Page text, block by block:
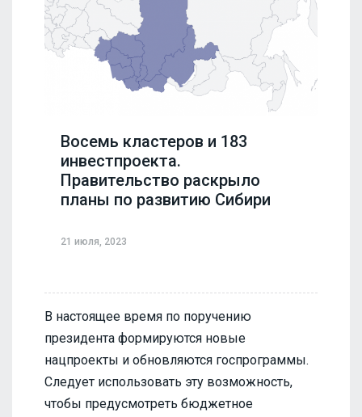
Восемь кластеров и 183
инвестпроекта.
Правительство раскрыло
планы по развитию Сибири
21 июля, 2023
В настоящее время по поручению
президента формируются новые
нацпроекты и обновляются госпрограммы.
Следует использовать эту возможность,
чтобы предусмотреть бюджетное